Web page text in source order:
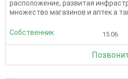
расположение, развитая
множество магазинов и аптек а
Собственник 15.06